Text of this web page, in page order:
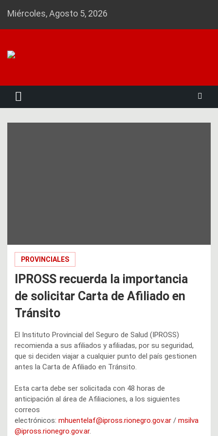
Miércoles, Agosto 5, 2026
PROVINCIALES
IPROSS recuerda la importancia
de solicitar Carta de Afiliado en
Tránsito
El Instituto Provincial del Seguro de Salud (IPROSS)
recomienda a sus afiliados y afiliadas, por su seguridad,
que si deciden viajar a cualquier punto del país gestionen
antes la Carta de Afiliado en Tránsito.
Esta carta debe ser solicitada con 48 horas de
anticipación al área de Afiliaciones, a los siguientes
correos
electrónicos: mhuentelaf@ipross.rionegro.gov.ar / msilva
@ipross.rionegro.gov.ar.